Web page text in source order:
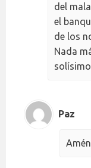
del
el
de los
Nada
Paz